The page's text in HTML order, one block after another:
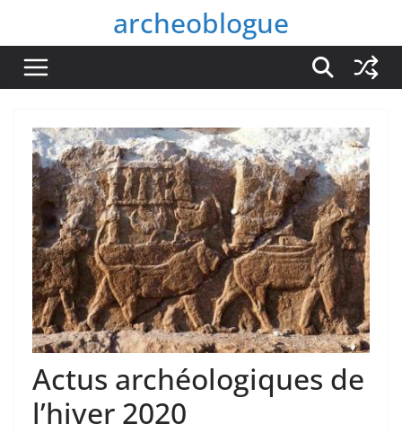
contenu
archeoblogue
Actus archéologiques de
l’hiver 2020